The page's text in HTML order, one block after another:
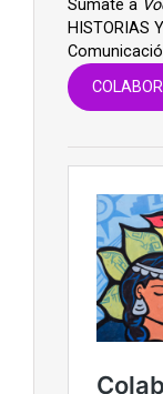
Súmate a
HISTORIAS